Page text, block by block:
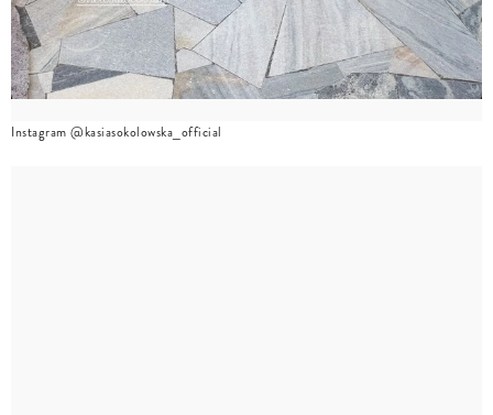
Instagram @kasiasokolowska_official